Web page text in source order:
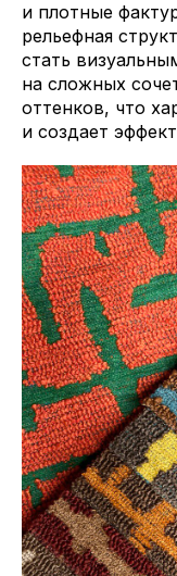
и плотные
рельефная
стать
на сложных
оттенков, что
и создает